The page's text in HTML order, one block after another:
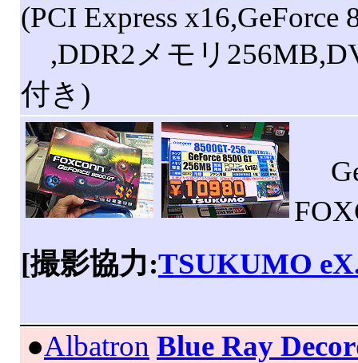
(PCI Express x16,GeForce
,DDR2メモリ
付き)
[撮影協力:TSUKUMO
●Albatron Blue Ray